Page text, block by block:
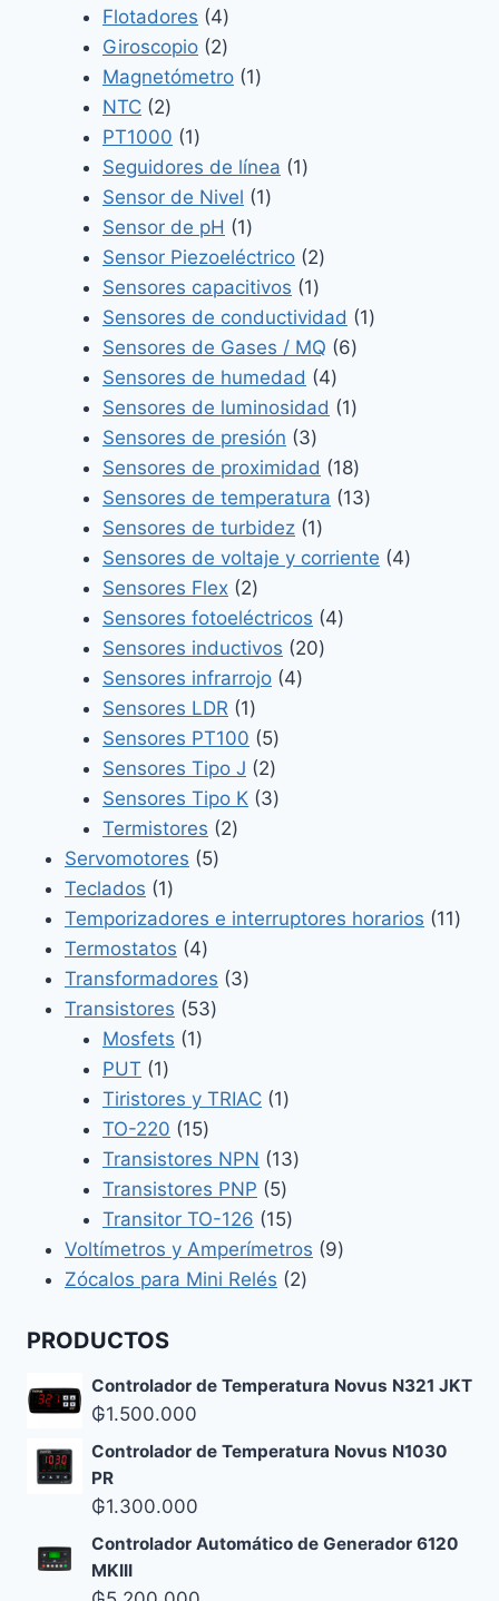
Flotadores 44
productos
Giroscopio 22
productos
Magnetómetro 11
NTC 22
productos
PT1000 11
producto
Seguidores de línea 11
Sensor de Nivel 11
Sensor de pH 11
producto
Sensor Piezoeléctrico 22
productos
Sensores capacitivos 11
producto
Sensores de conductividad 11
Sensores de Gases / MQ 66
Sensores de humedad 44
productos
Sensores de luminosidad 11
Sensores de presión 33
productos
Sensores de proximidad 1818
productos
Sensores de temperatura 1313
Sensores de turbidez 11
producto
Sensores de voltaje y corriente 44
Sensores Flex 22
productos
Sensores fotoeléctricos 44
Sensores inductivos 2020
Sensores infrarrojo 44
Sensores LDR 11
producto
Sensores PT100 55
productos
Sensores Tipo J 22
productos
Sensores Tipo K 33
Termistores 22
Servomotores 55
Teclados 11
producto
Temporizadores e interruptores horarios 1111
Termostatos 44
productos
Transformadores 33
Transistores 5353
Mosfets 11
PUT 11
producto
Tiristores y TRIAC 11
TO-220 1515
productos
Transistores NPN 1313
Transistores PNP 55
productos
Transitor TO-126 1515
productos
Voltímetros y Amperímetros 99
Zócalos para Mini Relés 22
PRODUCTOS
Controlador de Temperatura Novus N321 JKT
₲1.500.000
Controlador de Temperatura Novus N1030
PR
₲1.300.000
Controlador Automático de Generador 6120
MKIII